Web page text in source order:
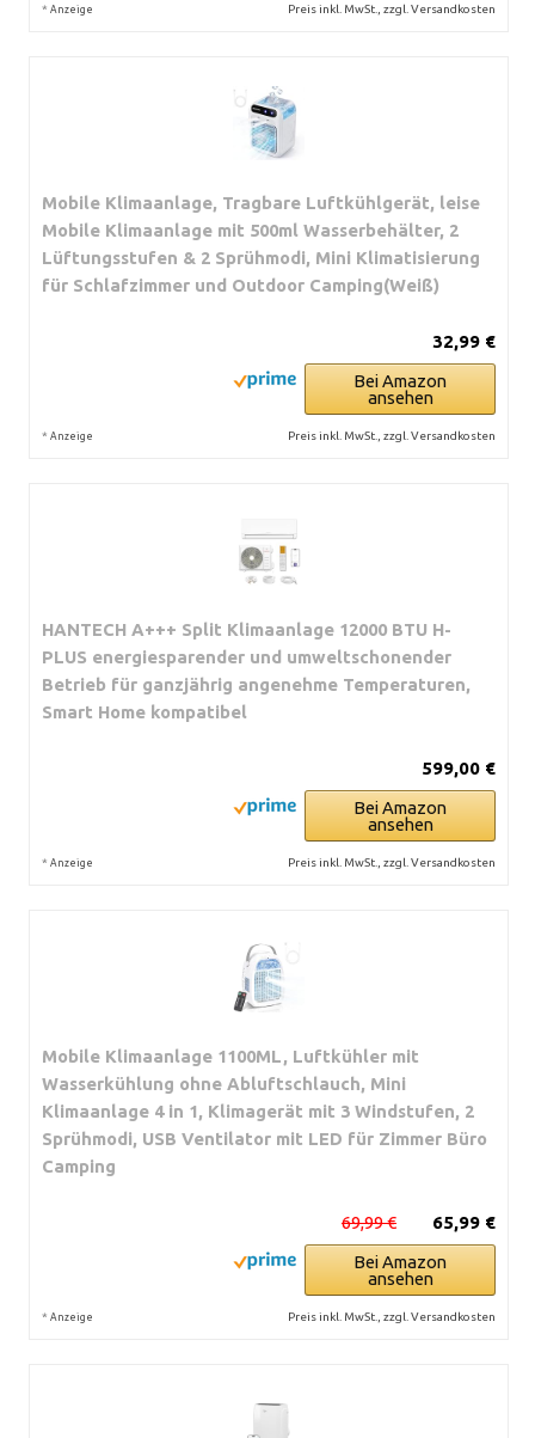
* Anzeige Preis inkl. MwSt., zzgl. Versandkosten
Mobile Klimaanlage, Tragbare Luftkühlgerät, leise
Mobile Klimaanlage mit 500ml Wasserbehälter, 2
Lüftungsstufen & 2 Sprühmodi, Mini Klimatisierung
für Schlafzimmer und Outdoor Camping(Weiß)
32,99 €
Bei Amazon
ansehen
* Anzeige Preis inkl. MwSt., zzgl. Versandkosten
HANTECH A+++ Split Klimaanlage 12000 BTU H-
PLUS energiesparender und umweltschonender
Betrieb für ganzjährig angenehme Temperaturen,
Smart Home kompatibel
599,00 €
Bei Amazon
ansehen
* Anzeige Preis inkl. MwSt., zzgl. Versandkosten
Mobile Klimaanlage 1100ML, Luftkühler mit
Wasserkühlung ohne Abluftschlauch, Mini
Klimaanlage 4 in 1, Klimagerät mit 3 Windstufen, 2
Sprühmodi, USB Ventilator mit LED für Zimmer Büro
Camping
65,99 €
69,99 €
Bei Amazon
ansehen
* Anzeige Preis inkl. MwSt., zzgl. Versandkosten